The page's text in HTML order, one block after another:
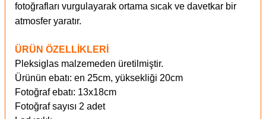
fotoğrafları vurgulayarak ortama sıcak ve davetkar bir
atmosfer yaratır.
ÜRÜN ÖZELLİKLERİ
Pleksiglas malzemeden üretilmiştir.
Ürünün ebatı: en 25cm, yüksekliği 20cm
Fotoğraf ebatı: 13x18cm
Fotoğraf sayısı 2 adet